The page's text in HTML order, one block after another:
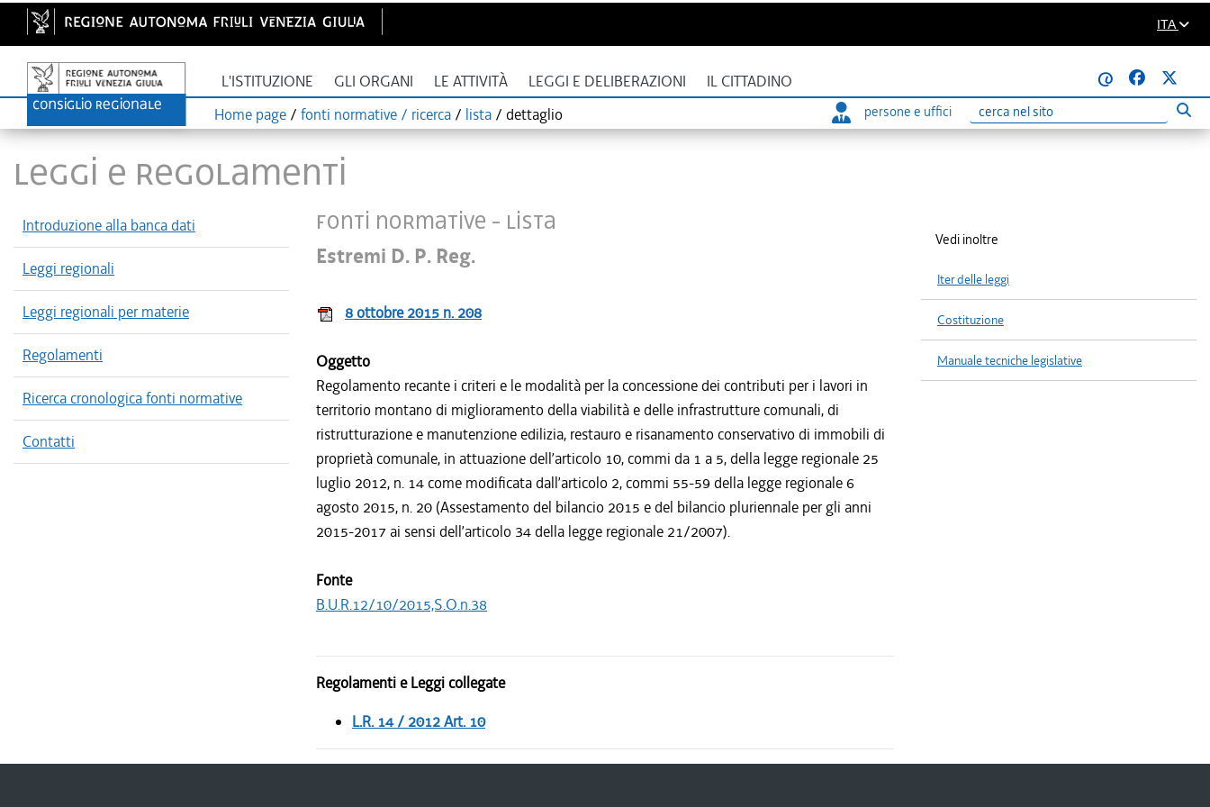
ITA
L'ISTITUZIONE GLI ORGANI LE ATTIVITÀ LEGGI E DELIBERAZIONI IL CITTADINO
@
Home page / fonti normative / ricerca / lista / dettaglio persone e uffici
Ricerca
LEGGI E REGOLAMENTI
Introduzione alla banca dati
Leggi regionali
Leggi regionali per materie
Regolamenti
Ricerca cronologica fonti normative
Contatti
Fonti normative - Lista
Estremi D. P. Reg.
8 ottobre 2015 n. 208
Oggetto
Regolamento recante i criteri e le modalità per la concessione dei contributi per i lavori in
territorio montano di miglioramento della viabilità e delle infrastrutture comunali, di
ristrutturazione e manutenzione edilizia, restauro e risanamento conservativo di immobili di
proprietà comunale, in attuazione dell’articolo 10, commi da 1 a 5, della legge regionale 25
luglio 2012, n. 14 come modificata dall’articolo 2, commi 55-59 della legge regionale 6
agosto 2015, n. 20 (Assestamento del bilancio 2015 e del bilancio pluriennale per gli anni
2015-2017 ai sensi dell’articolo 34 della legge regionale 21/2007).
Fonte
B.U.R.12/10/2015,S.O.n.38
Regolamenti e Leggi collegate
L.R. 14 / 2012 Art. 10
Vedi inoltre
Iter delle leggi
Costituzione
Manuale tecniche legislative